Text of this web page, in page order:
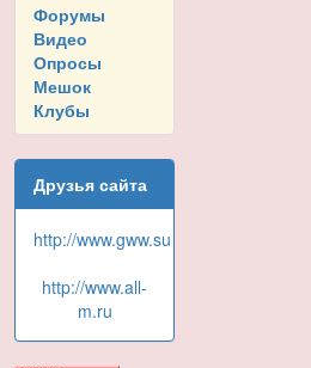
Форумы
Видео
Опросы
Мешок
Клубы
Друзья сайта
http://www.gww.su
http://www.all-
m.ru